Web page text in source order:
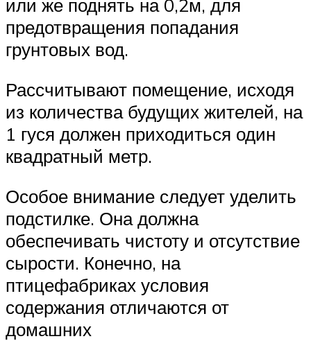
или же поднять на 0,2м, для
предотвращения попадания
грунтовых вод.
Рассчитывают помещение, исходя
из количества будущих жителей, на
1 гуся должен приходиться один
квадратный метр.
Особое внимание следует уделить
подстилке. Она должна
обеспечивать чистоту и отсутствие
сырости. Конечно, на
птицефабриках условия
содержания отличаются от
домашних